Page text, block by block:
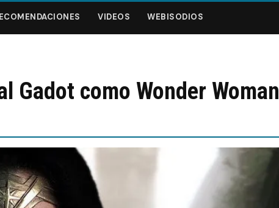
VIDEOS WEBISODIOS
Gadot como Wonder Woman